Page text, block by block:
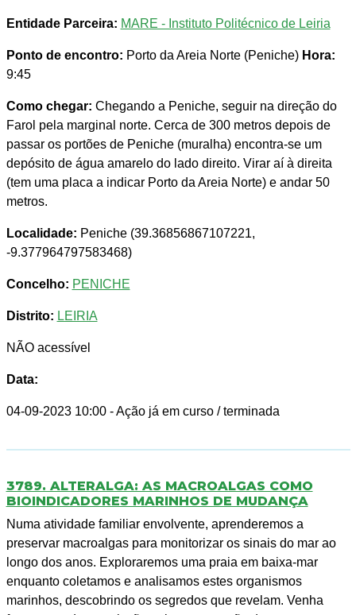
Entidade Parceira: MARE - Instituto Politécnico de Leiria
Ponto de encontro: Porto da Areia Norte (Peniche) Hora:
9:45
Como chegar: Chegando a Peniche, seguir na direção do
Farol pela marginal norte. Cerca de 300 metros depois de
passar os portões de Peniche (muralha) encontra-se um
depósito de água amarelo do lado direito. Virar aí à direita
(tem uma placa a indicar Porto da Areia Norte) e andar 50
metros.
Localidade: Peniche (39.36856867107221,
-9.377964797583468)
Concelho: PENICHE
Distrito: LEIRIA
NÃO acessível
Data:
04-09-2023 10:00 - Ação já em curso / terminada
3789. ALTERALGA: AS MACROALGAS COMO
BIOINDICADORES MARINHOS DE MUDANÇA
Numa atividade familiar envolvente, aprenderemos a
preservar macroalgas para monitorizar os sinais do mar ao
longo dos anos. Exploraremos uma praia em baixa-mar
enquanto coletamos e analisamos estes organismos
marinhos, descobrindo os segredos que revelam. Venha